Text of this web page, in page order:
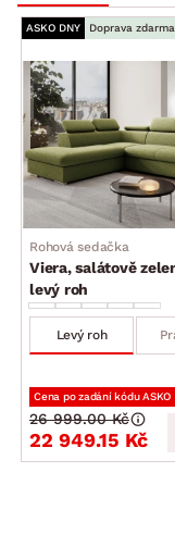
ASKO DNY Doprava zdarma
Rohová sedačka
Viera, salátově
levý roh
Levý roh
Cena po zadání kódu ASKO
22 949.15 Kč
26 999.00 Kč